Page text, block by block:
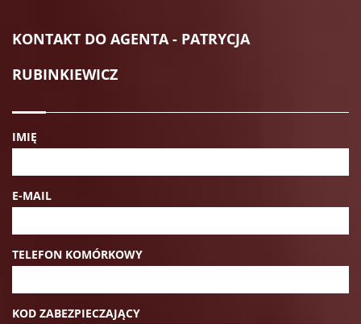
KONTAKT DO AGENTA - PATRYCJA
RUBINKIEWICZ
IMIĘ
E-MAIL
TELEFON KOMÓRKOWY
KOD ZABEZPIECZAJĄCY